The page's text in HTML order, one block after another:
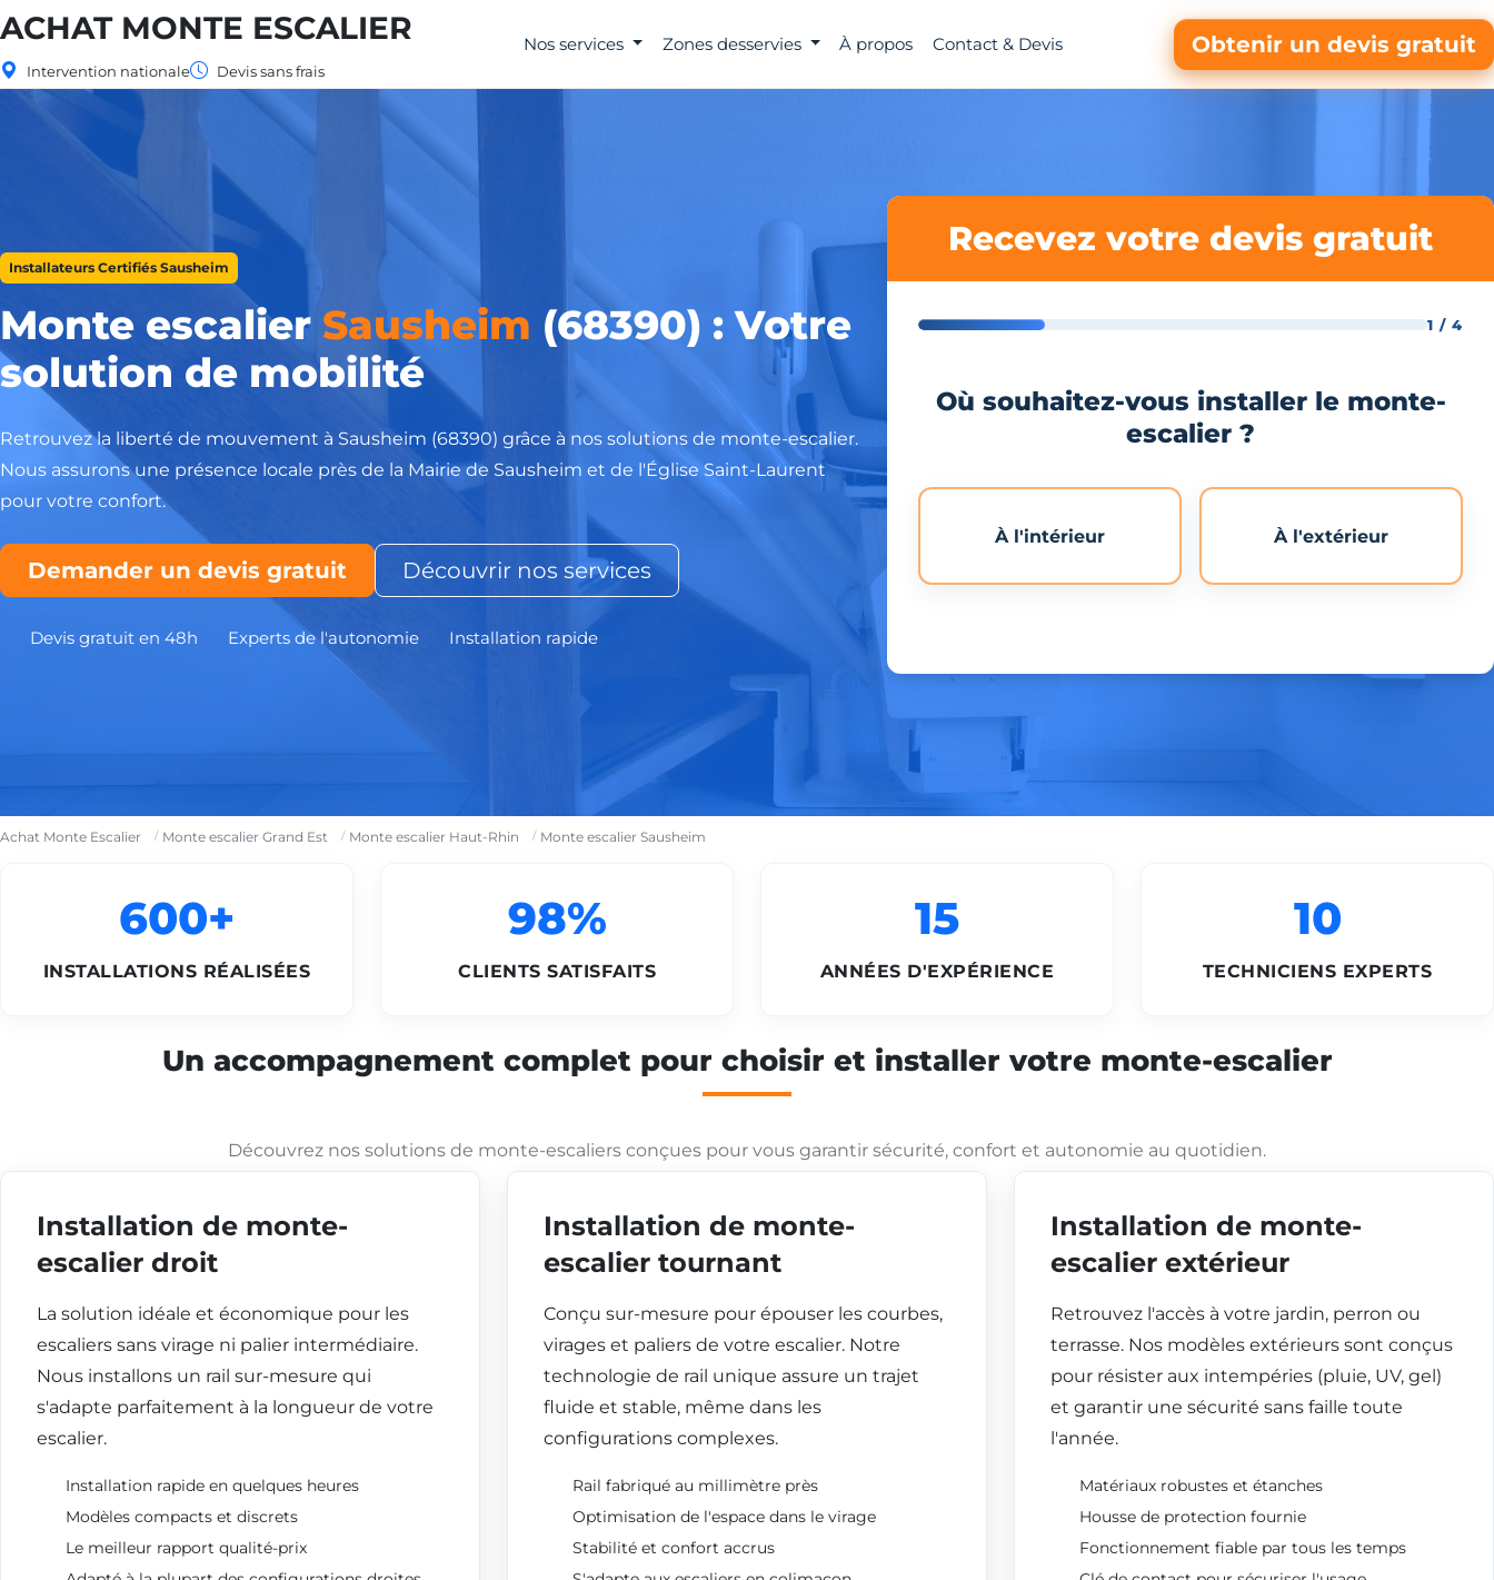
ACHAT MONTE ESCALIER
Intervention nationale Devis sans frais
Nos services Zones desservies À propos Contact & Devis Obtenir un devis gratuit
Installateurs Certifiés Sausheim
Monte escalier Sausheim (68390) : Votre
solution de mobilité
Retrouvez la liberté de mouvement à Sausheim (68390) grâce à nos solutions de monte-escalier.
Nous assurons une présence locale près de la Mairie de Sausheim et de l'Église Saint-Laurent
pour votre confort.
Demander un devis gratuit Découvrir nos services
Devis gratuit en 48h Experts de l'autonomie Installation rapide
Recevez votre devis gratuit
1 / 4
Où souhaitez-vous installer le monte-
escalier ?
À l'intérieur À l'extérieur
Achat Monte Escalier Monte escalier Grand Est Monte escalier Haut-Rhin Monte escalier Sausheim
600+
INSTALLATIONS RÉALISÉES
98%
CLIENTS SATISFAITS
15
ANNÉES D'EXPÉRIENCE
10
TECHNICIENS EXPERTS
Un accompagnement complet pour choisir et installer votre monte-escalier
Découvrez nos solutions de monte-escaliers conçues pour vous garantir sécurité, confort et autonomie au quotidien.
Installation de monte-
escalier droit
La solution idéale et économique pour les
escaliers sans virage ni palier intermédiaire.
Nous installons un rail sur-mesure qui
s'adapte parfaitement à la longueur de votre
escalier.
Installation rapide en quelques heures
Modèles compacts et discrets
Le meilleur rapport qualité-prix
Installation de monte-
escalier tournant
Conçu sur-mesure pour épouser les courbes,
virages et paliers de votre escalier. Notre
technologie de rail unique assure un trajet
fluide et stable, même dans les
configurations complexes.
Rail fabriqué au millimètre près
Optimisation de l'espace dans le virage
Stabilité et confort accrus
Installation de monte-
escalier extérieur
Retrouvez l'accès à votre jardin, perron ou
terrasse. Nos modèles extérieurs sont conçus
pour résister aux intempéries (pluie, UV, gel)
et garantir une sécurité sans faille toute
l'année.
Matériaux robustes et étanches
Housse de protection fournie
Fonctionnement fiable par tous les temps